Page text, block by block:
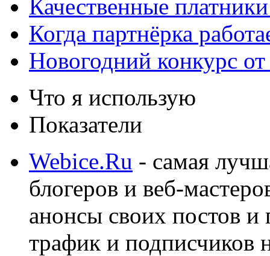
Качественные
Когда партнёрка
Новогодний конкурс
Что я использую
Показатели
Webice.Ru - самая
блогеров и веб-
анонсы своих постов
трафик и подписчиков